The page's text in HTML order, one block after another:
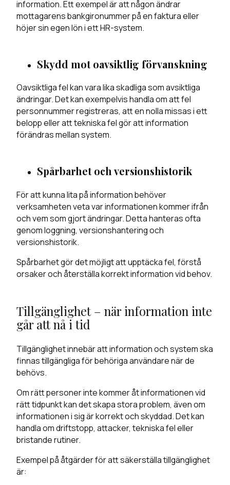
information. Ett exempel är att någon ändrar
mottagarens bankgironummer på en faktura eller
höjer sin egen lön i ett HR-system.
Skydd mot oavsiktlig förvanskning
Oavsiktliga fel kan vara lika skadliga som avsiktliga
ändringar. Det kan exempelvis handla om att fel
personnummer registreras, att en nolla missas i ett
belopp eller att tekniska fel gör att information
förändras mellan system.
Spårbarhet och versionshistorik
För att kunna lita på information behöver
verksamheten veta var informationen kommer ifrån
och vem som gjort ändringar. Detta hanteras ofta
genom loggning, versionshantering och
versionshistorik.
Spårbarhet gör det möjligt att upptäcka fel, förstå
orsaker och återställa korrekt information vid behov.
Tillgänglighet – när information inte
går att nå i tid
Tillgänglighet innebär att information och system ska
finnas tillgängliga för behöriga användare när de
behövs.
Om rätt personer inte kommer åt informationen vid
rätt tidpunkt kan det skapa stora problem, även om
informationen i sig är korrekt och skyddad. Det kan
handla om driftstopp, attacker, tekniska fel eller
bristande rutiner.
Exempel på åtgärder för att säkerställa tillgänglighet
är: